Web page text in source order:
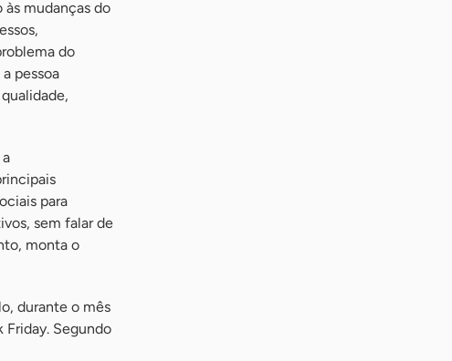
às mudanças do
do
pessoa
para
sem falar de
monta o
durante o mês
Segundo